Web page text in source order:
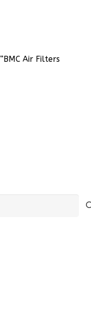
Air Filters